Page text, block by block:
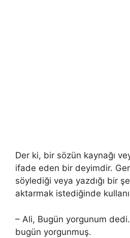
Der ki, bir sözün kaynağı
ifade eden bir deyimdir.
söylediği veya yazdığı bir
aktarmak istediğinde
– Ali, Bugün yorgunum
bugün yorgunmuş.